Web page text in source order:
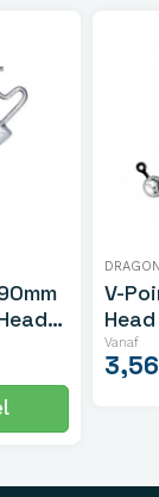
DRAGON
V-
Head
Vanaf
3,56